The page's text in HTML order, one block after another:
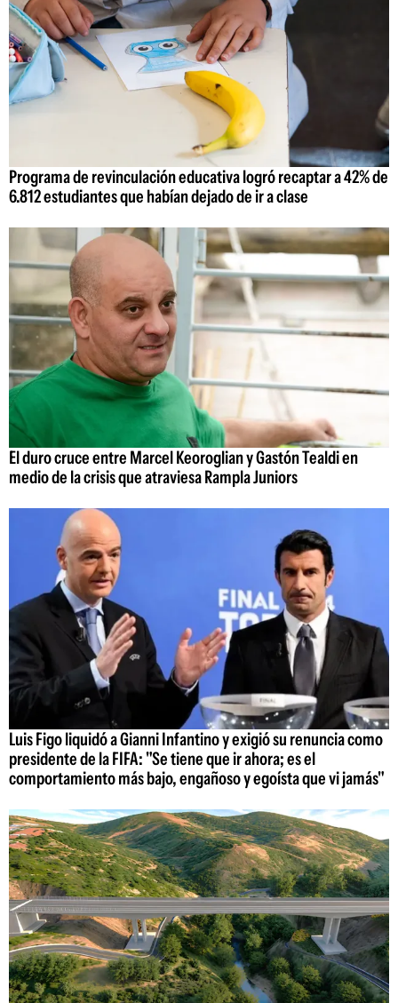
Programa de revinculación educativa logró recaptar a 42% de
6.812 estudiantes que habían dejado de ir a clase
El duro cruce entre Marcel Keoroglian y Gastón Tealdi en
medio de la crisis que atraviesa Rampla Juniors
Luis Figo liquidó a Gianni Infantino y exigió su renuncia como
presidente de la FIFA: "Se tiene que ir ahora; es el
comportamiento más bajo, engañoso y egoísta que vi jamás"